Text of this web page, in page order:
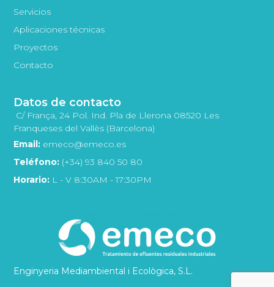
Enginyeria Mediambiental i Ecològica, S.L.
Servicios
Aplicaciones técnicas
Proyectos
Contacto
Datos de contacto
C/ França, 24 Pol. Ind. Pla de Llerona 08520 Les
Franqueses del Vallès (Barcelona)
Email: emeco@emeco.es
Teléfono: (+34) 93 840 50 80
Horario: L - V 8:30AM - 17:30PM